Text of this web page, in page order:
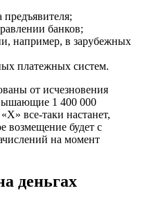
банков;
например, в зарубежных
платежных систем.
от исчезновения
1 400 000
все-таки настанет,
возмещение будет с
на момент
деньгах